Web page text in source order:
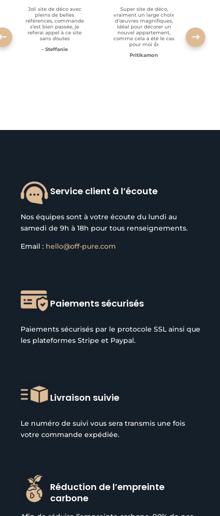
Joli site de déco avec
pleins de belles
références, commande
s’est bien passée, je
referai appel à ce site
sans doutes
– Steffanie
Super site de déco,
vraiment un large choix
d’œuvres magnifiques,
idéal pour décorer un
nouvel appartement,
comme cela a été le cas
pour moi 👍
Pritikamon
Service client à l’écoute
Nos équipes sont à votre écoute du lundi au
samedi de 9h à 18h pour tous renseignements.
Email : hello@off-pure.com
Paiements sécurisés
Paiements sécurisés par le protocole SSL ainsi que
les plateformes Stripe et Paypal.
Livraison suivie
Le numéro de suivi vous sera transmis une fois
votre commande expédiée.
Réduction de l’empreinte
carbone